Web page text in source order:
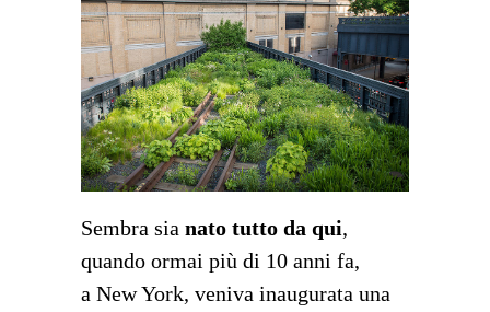
Sembra sia nato tutto da qui,
quando ormai più di 10 anni fa,
a New York, veniva inaugurata una